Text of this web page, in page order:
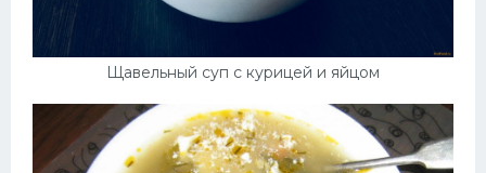
Щавельный суп с курицей и яйцом
Печенье
Салат
Десерт
Напитки